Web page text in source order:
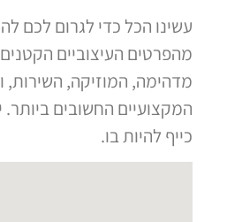
עשינו הכל כדי לגרום לכם
מהפרטים העיצוביים הקטנים
מדהימה, המוזיקה, השירות,
המקצועיים החשובים
כייף להיות בו.